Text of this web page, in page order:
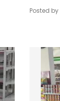
Posted by